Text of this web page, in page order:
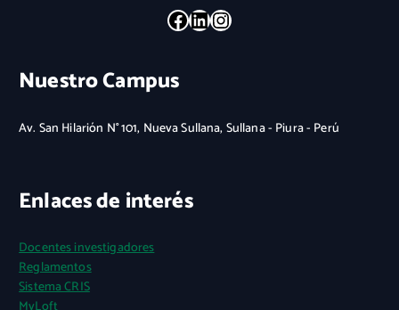
Facebook LinkedIn Instagram
Nuestro Campus
Av. San Hilarión N° 101, Nueva Sullana, Sullana - Piura - Perú
Enlaces de interés
Docentes investigadores
Reglamentos
Sistema CRIS